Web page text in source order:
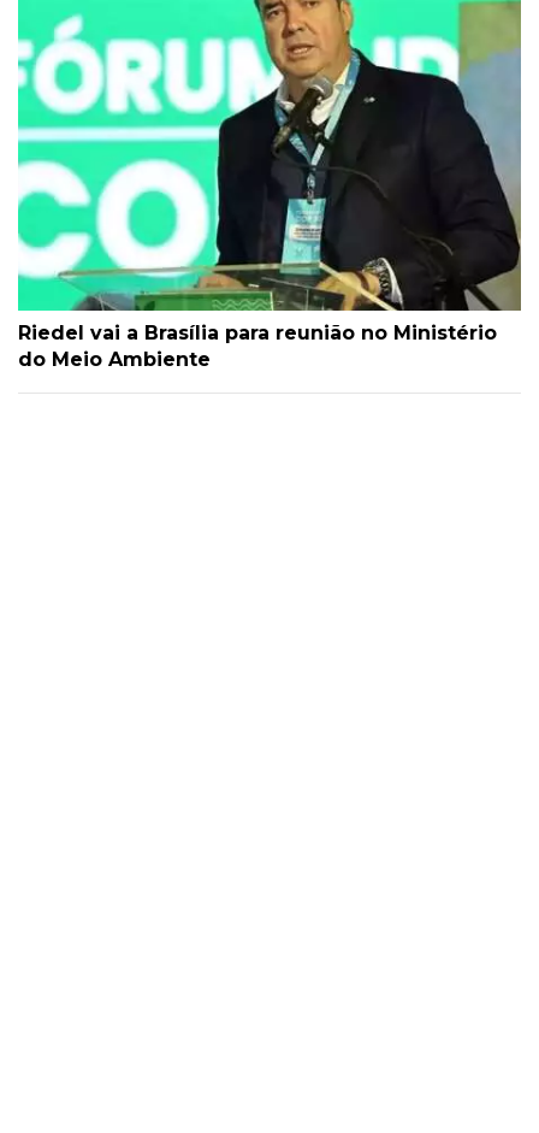
Riedel vai a Brasília para reunião no Ministério
do Meio Ambiente